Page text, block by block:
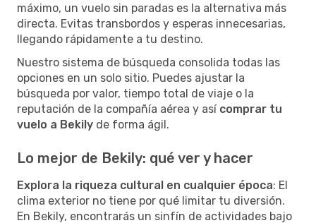
máximo, un vuelo sin paradas es la alternativa más
directa. Evitas transbordos y esperas innecesarias,
llegando rápidamente a tu destino.
Nuestro sistema de búsqueda consolida todas las
opciones en un solo sitio. Puedes ajustar la
búsqueda por valor, tiempo total de viaje o la
reputación de la compañía aérea y así comprar tu
vuelo a Bekily de forma ágil.
Lo mejor de Bekily: qué ver y hacer
Explora la riqueza cultural en cualquier época: El
clima exterior no tiene por qué limitar tu diversión.
En Bekily, encontrarás un sinfín de actividades bajo